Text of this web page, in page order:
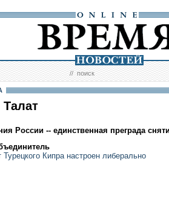
//поиск
России -- единственная преграда
Кипра настроен либерально